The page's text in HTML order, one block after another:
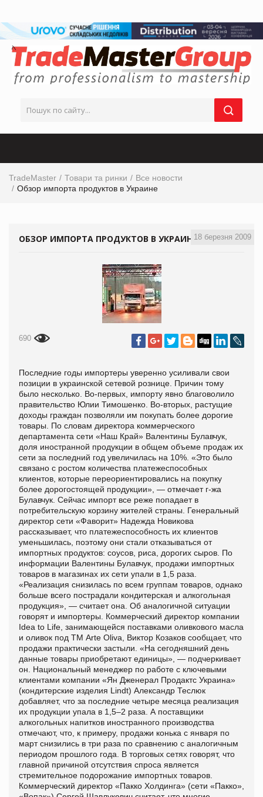
TradeMaster Товари та ринки
Все новости
Обзор импорта продуктов в Украине
18 березня 2009
ОБЗОР ИМПОРТА ПРОДУКТОВ В УКРАИНЕ
690
Последние годы импортеры уверенно усиливали свои
позиции в украинской сетевой рознице. Причин тому
было несколько. Во-первых, импорту явно благоволило
правительство Юлии Тимошенко. Во-вторых, растущие
доходы граждан позволяли им покупать более дорогие
товары. По словам директора коммерческого
департамента сети «Наш Край» Валентины Булавчук,
доля иностранной продукции в общем объеме продаж их
сети за последний год увеличилась на 10%. «Это было
связано с ростом количества платежеспособных
клиентов, которые переориентировались на покупку
более дорогостоящей продукции», — отмечает г-жа
Булавчук. Сейчас импорт все реже попадает в
потребительскую корзину жителей страны. Генеральный
директор сети «Фаворит» Надежда Новикова
рассказывает, что платежеспособность их клиентов
уменьшилась, поэтому они стали отказываться от
импортных продуктов: соусов, риса, дорогих сыров. По
информации Валентины Булавчук, продажи импортных
товаров в магазинах их сети упали в 1,5 раза.
«Реализация снизилась по всем группам товаров, однако
больше всего пострадали кондитерская и алкогольная
продукция», — считает она. Об аналогичной ситуации
говорят и импортеры. Коммерческий директор компании
Idea to Life, занимающейся поставками оливкового масла
и оливок под ТМ Arte Oliva, Виктор Козаков сообщает, что
продажи практически застыли. «На сегодняшний день
данные товары приобретают единицы», — подчеркивает
он. Национальный менеджер по работе с ключевыми
клиентами компании «Ян Дженерал Продактс Украина»
(кондитерские изделия Lindt) Александр Теслюк
добавляет, что за последние четыре месяца реализация
их продукции упала в 1,5–2 раза. А поставщики
алкогольных напитков иностранного производства
отмечают, что, к примеру, продажи конька с января по
март снизились в три раза по сравнению с аналогичным
периодом прошлого года. В торговых сетях говорят, что
главной причиной отсутствия спроса является
стремительное подорожание импортных товаров.
Коммерческий директор «Пакко Холдинга» (сети «Пакко»,